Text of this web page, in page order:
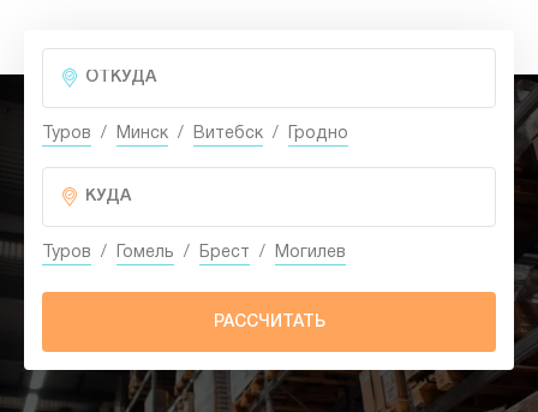
Туров / Минск / Витебск / Гродно
Туров / Гомель / Брест / Могилев
РАССЧИТАТЬ